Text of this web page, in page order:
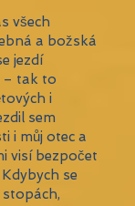
všech
a božská
jezdí
– tak to
i
sem
i můj otec a
visí bezpočet
se